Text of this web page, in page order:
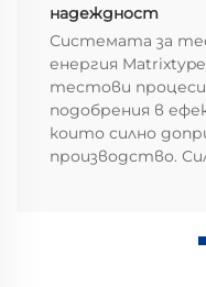
надеждност
Системата за
енергия
тестови
подобрения в
които силно
производство.